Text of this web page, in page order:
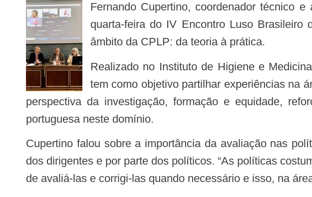
Fernando Cupertino, coordenador técnico e assessor para Relações Internacionais do Conass, participou nesta
quarta-feira do IV Encontro Luso Brasileiro
âmbito da CPLP: da teoria à prática.
Realizado no Instituto de Higiene e Medicina Tropical (IHMT/UNL), da Universidade Nova de Lisboa, o encontro
tem como objetivo partilhar experiências na
perspectiva da investigação, formação e equidade,
portuguesa neste domínio.
Cupertino falou sobre a importância da avaliação nas políticas públicas enquanto instrumento da tomada de decisão por parte
dos dirigentes e por parte dos políticos. “As políticas
de avaliá-las e corrigi-las quando necessário e isso, na